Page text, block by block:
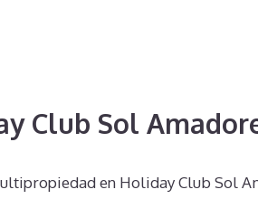
Club Sol
en Holiday Club Sol